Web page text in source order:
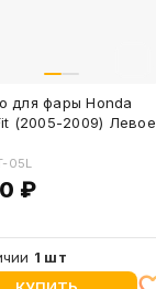
для фары Honda
(2005-2009) Левое
05L
₽
1 шт